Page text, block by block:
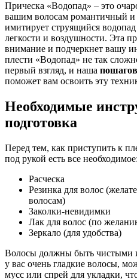
Прическа «Водопад» – это
вашим волосам романтичный
имитирует струящийся водопад
легкости и воздушности. Эта
внимание и подчеркнет вашу
плести «Водопад» не так
первый взгляд, и наша
поможет вам освоить эту
Необходимые
подготовка
Перед тем, как приступить к
под рукой есть все необходимое:
Расческа
Резинка для волос
волосам)
Заколки-невидимки
Лак для волос (по
Зеркало (для удобства)
Волосы должны быть чистыми
у вас очень гладкие волосы,
мусс или спрей для укладки,